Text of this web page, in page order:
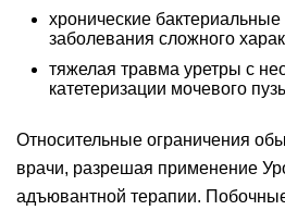
хронические
заболевания сложного
тяжелая травма уретры с
катетеризации мочевого
Относительные ограничения
врачи, разрешая применение
адъювантной терапии.